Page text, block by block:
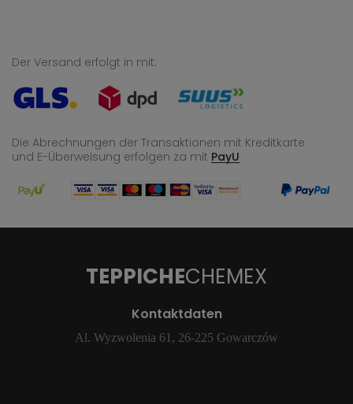
Der Versand erfolgt in mit:
Die Abrechnungen der Transaktionen mit Kreditkarte
und E-Überweisung erfolgen za mit PayU
TEPPICHECHEMEX
Kontaktdaten
Al. Wyzwolenia 61, 26-225 Gowarczów